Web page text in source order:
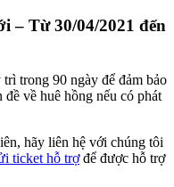
– Từ 30/04/2021 đến
trong 90 ngày để đảm bảo
về huê hồng nếu có phát
hãy liên hệ với chúng tôi
ticket hỗ trợđể được hỗ trợ